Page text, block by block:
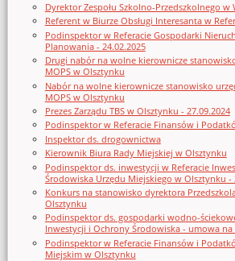
Dyrektor Zespołu Szkolno-Przedszkolnego w
Referent w Biurze Obsługi Interesanta w
Podinspektor w Referacie Gospodarki
Planowania - 24.02.2025
Drugi nabór na wolne kierownicze
MOPS w Olsztynku
Nabór na wolne kierownicze stanowisko
MOPS w Olsztynku
Prezes Zarządu TBS w Olsztynku - 27.09.2024
Podinspektor w Referacie Finansów i
Inspektor ds. drogownictwa
Kierownik Biura Rady Miejskiej w Olsztynku
Podinspektor ds. inwestycji w Referacie
Środowiska Urzędu Miejskiego w Olsztynku -
Konkurs na stanowisko dyrektora
Olsztynku
Podinspektor ds. gospodarki wodno-
Inwestycji i Ochrony Środowiska - umowa na
Podinspektor w Referacie Finansów i
Miejskim w Olsztynku